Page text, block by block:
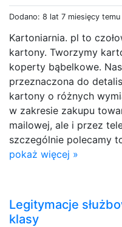
Dodano: 8 lat 7 miesięcy temu
Kartoniarnia. pl to
kartony. Tworzymy
koperty bąbelkowe.
przeznaczona do
kartony o różnych
w zakresie zakupu
mailowej, ale i przez
szczególnie polecamy
pokaż więcej »
Legitymacje
klasy